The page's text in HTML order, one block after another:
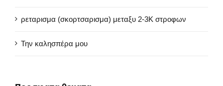
ρεταρισμα (σκορτσαρισμα) μεταξυ 2-3Κ στροφων
Την καλησπέρα μου